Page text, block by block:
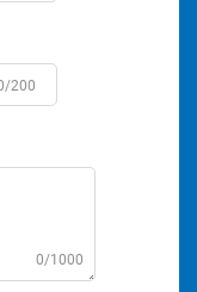
200
0/1000